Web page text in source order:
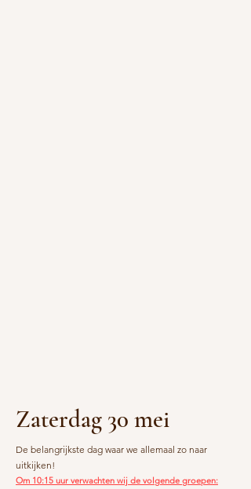
Zaterdag 30 mei
De belangrijkste dag waar we allemaal zo naar
uitkijken!
Om 10:15 uur verwachten wij de volgende groepen: